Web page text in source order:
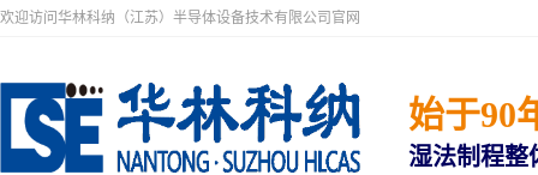
欢迎访问华林科纳（江苏）半导体设备技术有限公司官网
始于90
湿法制程整